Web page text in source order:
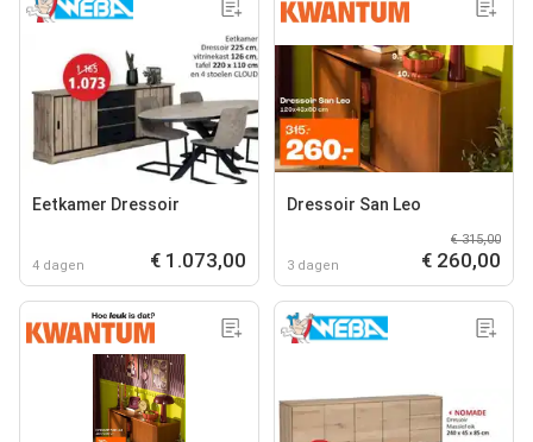
Eetkamer Dressoir
4 dagen € 1.073,00
Dressoir San Leo
3 dagen
€ 315,00
€ 260,00